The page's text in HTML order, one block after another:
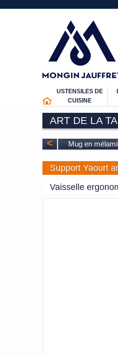
USTENSILES DE
CUISINE
ART DE LA
<
Mug en
Support Yaourt
Vaisselle